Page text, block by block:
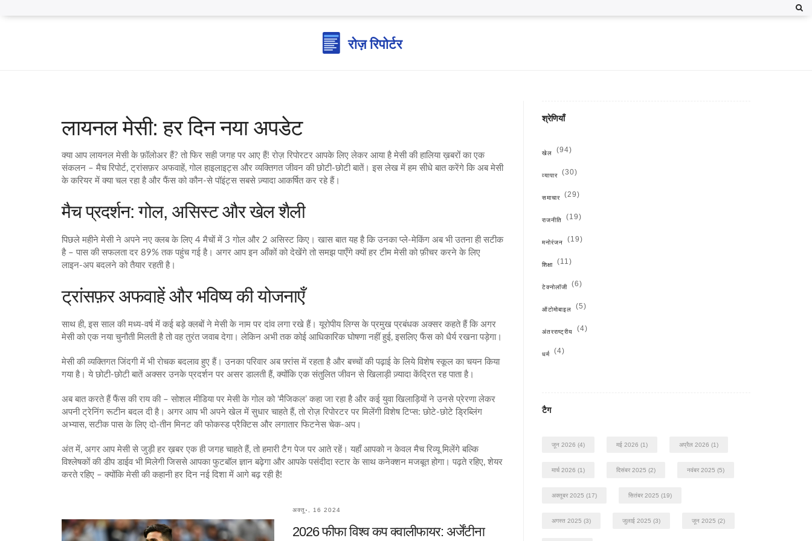
लायनल मेसी: हर दिन नया अपडेट
क्या आप लायनल मेसी के फ़ॉलोअर हैं? तो फिर सही जगह पर आए हैं! रोज़ रिपोरटर आपके लिए लेकर आया है मेसी की हालिया ख़बरों का एक
संकलन – मैच रिपोर्ट, ट्रांसफ़र अफवाहें, गोल हाइलाइट्स और व्यक्तिगत जीवन की छोटी‑छोटी बातें। इस लेख में हम सीधे बात करेंगे कि अब मेसी
के करियर में क्या चल रहा है और फैंस को कौन‑से पॉइंट्स सबसे ज़्यादा आकर्षित कर रहे हैं।
मैच प्रदर्शन: गोल, असिस्ट और खेल शैली
पिछले महीने मेसी ने अपने नए क्लब के लिए 4 मैचों में 3 गोल और 2 असिस्ट किए। खास बात यह है कि उनका प्ले‑मेकिंग अब भी उतना ही सटीक
है – पास की सफलता दर 89% तक पहुंच गई है। अगर आप इन आँकों को देखेंगे तो समझ पाएँगे क्यों हर टीम मेसी को फ़ीचर करने के लिए
लाइन‑अप बदलने को तैयार रहती है।
ट्रांसफ़र अफवाहें और भविष्य की योजनाएँ
साथ ही, इस साल की मध्य‑वर्ष में कई बड़े क्लबों ने मेसी के नाम पर दांव लगा रखे हैं। यूरोपीय लिग्स के प्रमुख प्रबंधक अक्सर कहते हैं कि अगर
मेसी को एक नया चुनौती मिलती है तो वह तुरंत जवाब देगा। लेकिन अभी तक कोई आधिकारिक घोषणा नहीं हुई, इसलिए फैंस को धैर्य रखना पड़ेगा।
मेसी की व्यक्तिगत जिंदगी में भी रोचक बदलाव हुए हैं। उनका परिवार अब फ़्रांस में रहता है और बच्चों की पढ़ाई के लिये विशेष स्कूल का चयन किया
गया है। ये छोटी‑छोटी बातें अक्सर उनके प्रदर्शन पर असर डालती हैं, क्योंकि एक संतुलित जीवन से खिलाड़ी ज़्यादा केंद्रित रह पाता है।
अब बात करते हैं फैंस की राय की – सोशल मीडिया पर मेसी के गोल को ‘मैजिकल’ कहा जा रहा है और कई युवा खिलाड़ियों ने उनसे प्रेरणा लेकर
अपनी ट्रेनिंग रूटीन बदल दी है। अगर आप भी अपने खेल में सुधार चाहते हैं, तो रोज़ रिपोरटर पर मिलेंगी विशेष टिप्स: छोटे‑छोटे ड्रिब्लिंग
अभ्यास, सटीक पास के लिए दो‑तीन मिनट की फोकस्ड प्रैक्टिस और लगातार फिटनेस चेक‑अप।
अंत में, अगर आप मेसी से जुड़ी हर ख़बर एक ही जगह चाहते हैं, तो हमारी टैग पेज पर आते रहें। यहाँ आपको न केवल मैच रिव्यू मिलेंगे बल्कि
विश्लेषकों की डीप डाईव भी मिलेगी जिससे आपका फुटबॉल ज्ञान बढ़ेगा और आपके पसंदीदा स्टार के साथ कनेक्शन मजबूत होगा। पढ़ते रहिए, शेयर
करते रहिए – क्योंकि मेसी की कहानी हर दिन नई दिशा में आगे बढ़ रही है!
अक्तू॰, 16 2024
2026 फीफा विश्व कप क्वालीफायर: अर्जेंटीना
श्रेणियाँ
खेल (94)
व्यापार (30)
समाचार (29)
राजनीति (19)
मनोरंजन (19)
शिक्षा (11)
टेक्नोलॉजी (6)
ऑटोमोबाइल (5)
अंतरराष्ट्रीय (4)
धर्म (4)
टैग
जून 2026 (4) मई 2026 (1) अप्रैल 2026 (1)
मार्च 2026 (1) दिसंबर 2025 (2) नवंबर 2025 (5)
अक्तूबर 2025 (17) सितंबर 2025 (19)
अगस्त 2025 (3) जुलाई 2025 (3) जून 2025 (2)